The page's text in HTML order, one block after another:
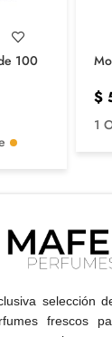
100
$
1
selección
frescos